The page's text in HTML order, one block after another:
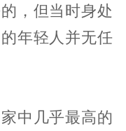
，但当时身处
年轻人并无任
中几乎最高的